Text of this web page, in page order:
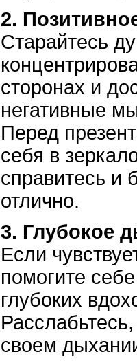
2.
Старайтесь
сторонах и
негативные
Перед
себя в
справитесь и
отлично.
3. Глубокое
Если
помогите
глубоких
своем